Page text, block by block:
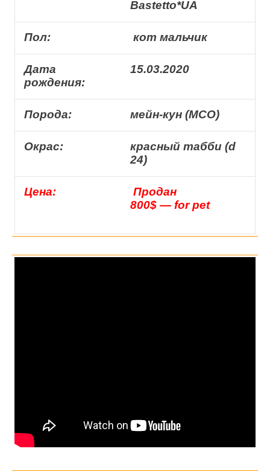
Bastetto*UA
Пол: кот мальчик
Дата
рождения:
15.03.2020
Порода: мейн-кун (MCO)
Окрас:
красный табби (d
24)
Цена:
Продан
800$ — for pet